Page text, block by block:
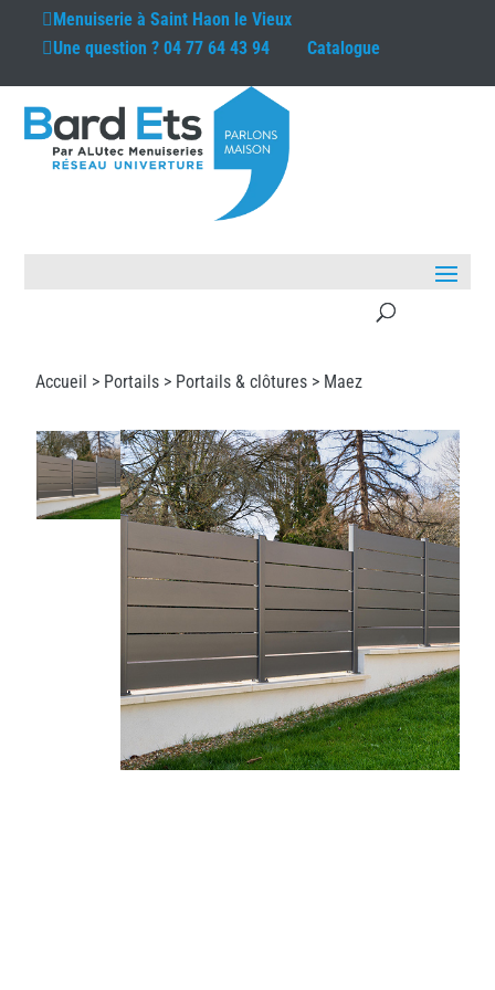
Menuiserie àSaint Haon le Vieux
Une question ?04 77 64 43 94 Catalogue
Accueil > Portails > Portails & clôtures > Maez